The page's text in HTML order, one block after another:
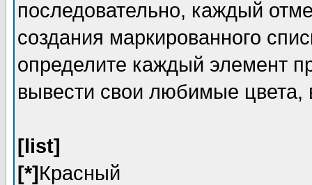
последовательно, каждый
создания маркированного
определите каждый элемент
вывести свои любимые цвета,
[list]
[*]Красный